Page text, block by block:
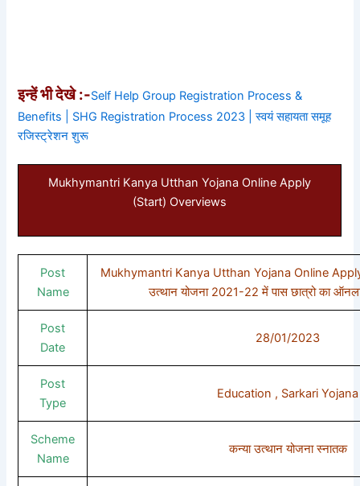
इन्हें भी देखे :-Self Help Group Registration Process &
Benefits | SHG Registration Process 2023 | स्वयं सहायता समूह
रजिस्ट्रेशन शुरू
Mukhymantri Kanya Utthan Yojana Online Apply
(Start) Overviews
Post
Name
Mukhymantri Kanya Utthan Yojana Online Apply
उत्थान योजना 2021-22 में पास छात्रो का
Post
Date
28/01/2023
Post
Type
Education , Sarkari Yojana
Scheme
Name
कन्या उत्थान योजना स्नातक